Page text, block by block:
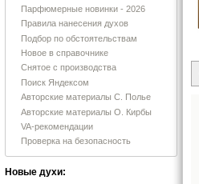
Парфюмерные новинки - 2026
Правила нанесения духов
Подбор по обстоятельствам
Новое в справочнике
Снятое с производства
Поиск Яндексом
Авторские материалы С. Полье
Авторские материалы О. Кирбы
VA-рекомендации
Проверка на безопасность
Новые духи: